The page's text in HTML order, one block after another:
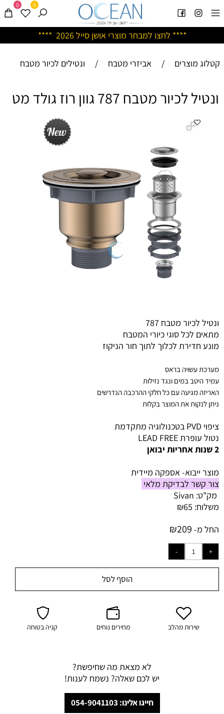
**** לחצו למבחר מוצרי אושן סייל 2026 ****
0 0
קטלוג מוצרים / אביזרי מטבח / ונטילים לכיור מטבח
ונטיל לכיור מטבח 787 גוון רוז גולד מט
ונטיל לכיור מטבח 787
מתאים לכל סוגי כיורי המטבח
מונע חדירת לכלוך לתוך חור הניקוז
מערכת עשויה בראס
עמיד היטב במים ונגד נזילות
האריזה מגיעה עם כל חלקי ההרכבה הנדרשים
ניתן לנקות את המוצר בקלות
ציפוי PVD בטכנולוגיה מתקדמת
נטול עופרת LEAD FREE
2 שנות אחריות יבואן
מוצר ייבוא- אספקה מיידית
צור קשר לבדיקת מלאי
מק"ט: Sivan
משלוח:
₪65
החל מ-
₪209
הוסף לסל
שירות מהלב מחירים נוחים קניה בטוחה
לא מצאת מה שחיפשת?
יש לכם שאלה? נשמח לענות!
חייגו אלינו: 054-9041103